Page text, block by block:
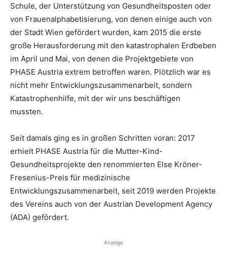
Schule, der Unterstützung von Gesundheitsposten oder
von Frauenalphabetisierung, von denen einige auch von
der Stadt Wien gefördert wurden, kam 2015 die erste
große Herausforderung mit den katastrophalen Erdbeben
im April und Mai, von denen die Projektgebiete von
PHASE Austria extrem betroffen waren. Plötzlich war es
nicht mehr Entwicklungszusammenarbeit, sondern
Katastrophenhilfe, mit der wir uns beschäftigen
mussten.
Seit damals ging es in großen Schritten voran: 2017
erhielt PHASE Austria für die Mutter-Kind-
Gesundheitsprojekte den renommierten Else Kröner-
Fresenius-Preis für medizinische
Entwicklungszusammenarbeit, seit 2019 werden Projekte
des Vereins auch von der Austrian Development Agency
(ADA) gefördert.
Anzeige